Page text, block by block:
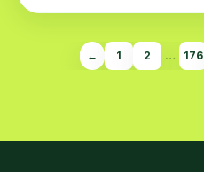
← 1 2 … 176